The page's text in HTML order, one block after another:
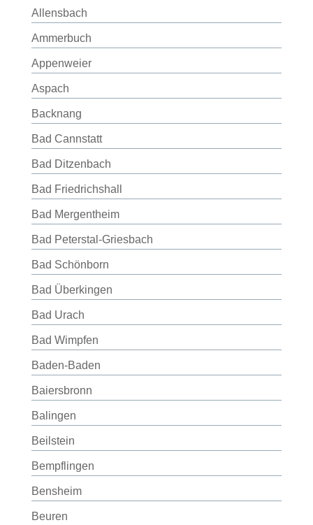
Allensbach
Ammerbuch
Appenweier
Aspach
Backnang
Bad Cannstatt
Bad Ditzenbach
Bad Friedrichshall
Bad Mergentheim
Bad Peterstal-Griesbach
Bad Schönborn
Bad Überkingen
Bad Urach
Bad Wimpfen
Baden-Baden
Baiersbronn
Balingen
Beilstein
Bempflingen
Bensheim
Beuren